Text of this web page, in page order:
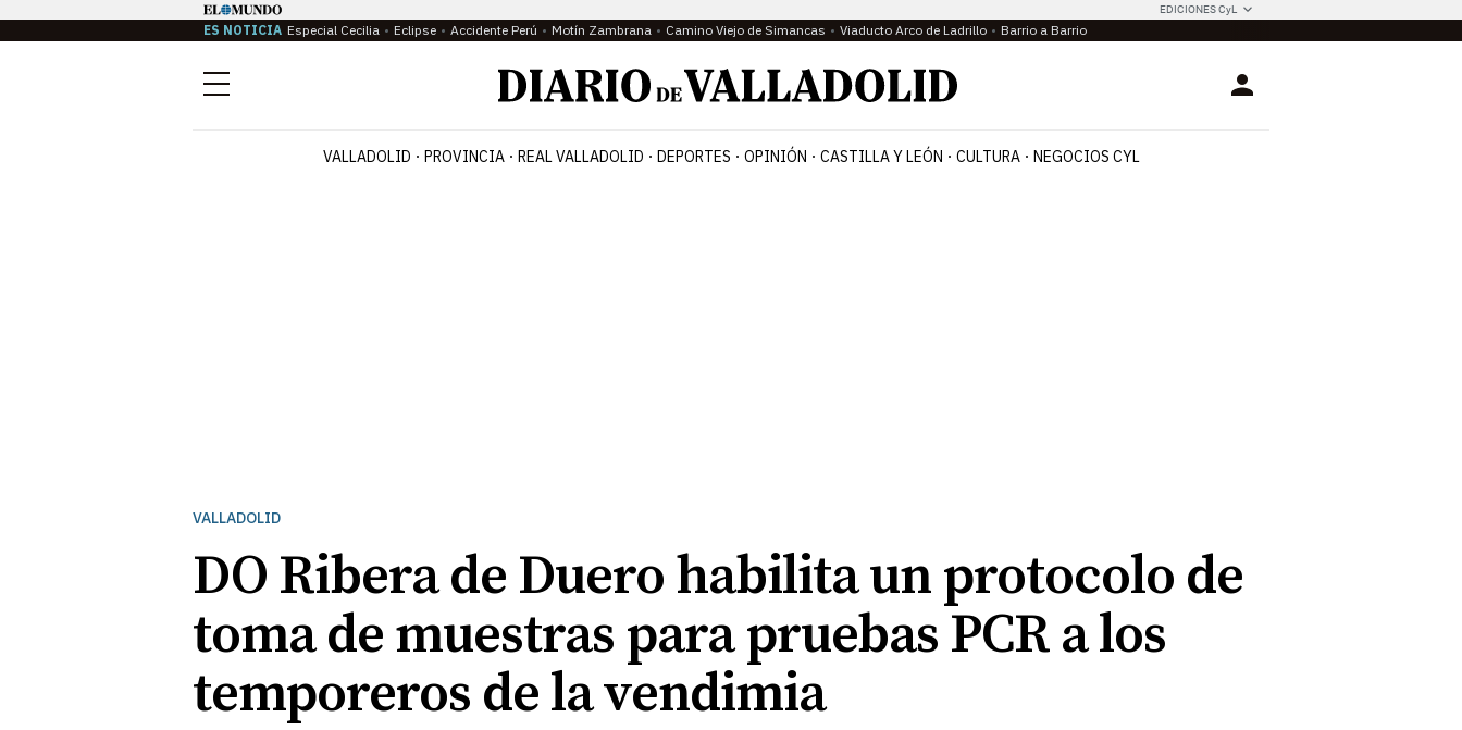
EDICIONES CyL
ES NOTICIA Especial Cecilia Eclipse Accidente Perú Motín Zambrana Camino Viejo de Simancas Viaducto Arco de Ladrillo Barrio a Barrio
Menú Login
VALLADOLID PROVINCIA REAL VALLADOLID DEPORTES OPINIÓN CASTILLA Y LEÓN CULTURA NEGOCIOS CYL
VALLADOLID
DO Ribera de Duero habilita un protocolo de
toma de muestras para pruebas PCR a los
temporeros de la vendimia